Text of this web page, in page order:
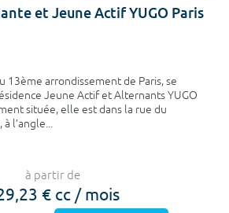
et Jeune Actif YUGO Paris
13ème arrondissement de Paris, se
Jeune Actif et Alternants YUGO
située, elle est dans la rue du
l’angle...
à partir de
€ cc / mois